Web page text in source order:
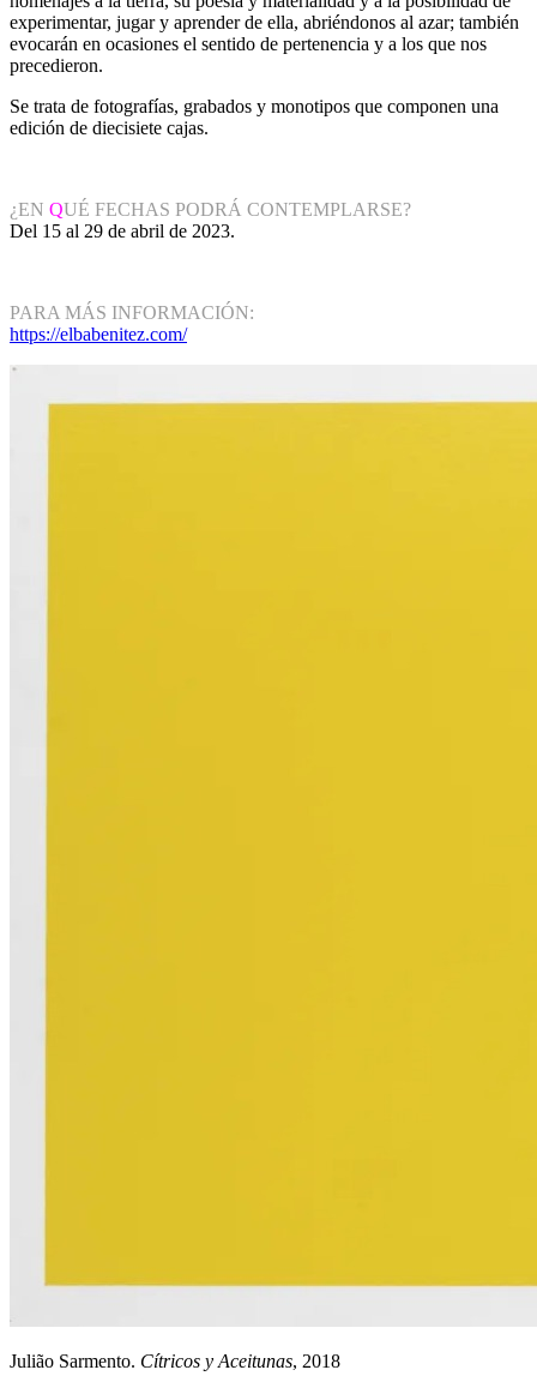
experimentar, jugar y aprender de ella, abriéndonos al azar; también
evocarán en ocasiones el sentido de pertenencia y a los que nos
precedieron.
Se trata de fotografías, grabados y monotipos que componen una
edición de diecisiete cajas.
¿EN QUÉ FECHAS PODRÁ CONTEMPLARSE?
Del 15 al 29 de abril de 2023.
PARA MÁS INFORMACIÓN:
https://elbabenitez.com/
Julião Sarmento. Cítricos y Aceitunas, 2018